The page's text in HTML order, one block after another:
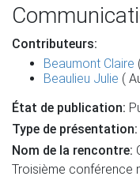
Contributeurs:
Beaumont Claire
Beaulieu Julie (
État de publication:
Type de présentation:
Nom de la rencontre:
Troisième conférence